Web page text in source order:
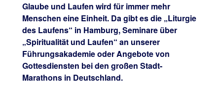
Glaube und Laufen wird für immer mehr
Menschen eine Einheit. Da gibt es die „Liturgie
des Laufens“ in Hamburg, Seminare über
„Spiritualität und Laufen“ an unserer
Führungsakademie oder Angebote von
Gottesdiensten bei den großen Stadt-
Marathons in Deutschland.